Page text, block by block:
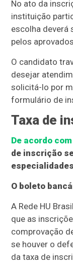
No ato da
instituição
escolha deverá
pelos
O candidato
desejar
solicitá-lo por
formulário de
Taxa de
De acordo
de inscrição
O boleto
A Rede HU
que as
comprovação
se houver o
da taxa de